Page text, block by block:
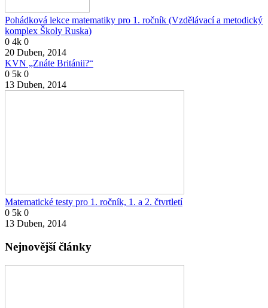
Pohádková lekce matematiky pro 1. ročník (Vzdělávací a metodický
komplex Školy Ruska)
0 4k 0
20 Duben, 2014
KVN „Znáte Británii?“
0 5k 0
13 Duben, 2014
Matematické testy pro 1. ročník, 1. a 2. čtvrtletí
0 5k 0
13 Duben, 2014
Nejnovější články